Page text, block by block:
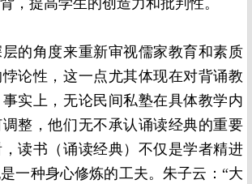
，提高学生的创造力和批判性。
的角度来重新审视儒家教育和素质
论性，这一点尤其体现在对背诵教
实上，无论民间私塾在具体教学内
整，他们无不承认诵读经典的重要
读书（诵读经典）不仅是学者精进
一种身心修炼的工夫。朱子云：“大